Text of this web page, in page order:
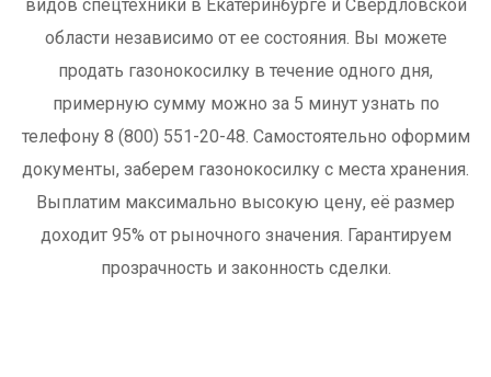
видов спецтехники в Екатеринбурге и Свердловской
области независимо от ее состояния. Вы можете
продать газонокосилку в течение одного дня,
примерную сумму можно за 5 минут узнать по
телефону 8 (800) 551-20-48. Самостоятельно оформим
документы, заберем газонокосилку с места хранения.
Выплатим максимально высокую цену, её размер
доходит 95% от рыночного значения. Гарантируем
прозрачность и законность сделки.